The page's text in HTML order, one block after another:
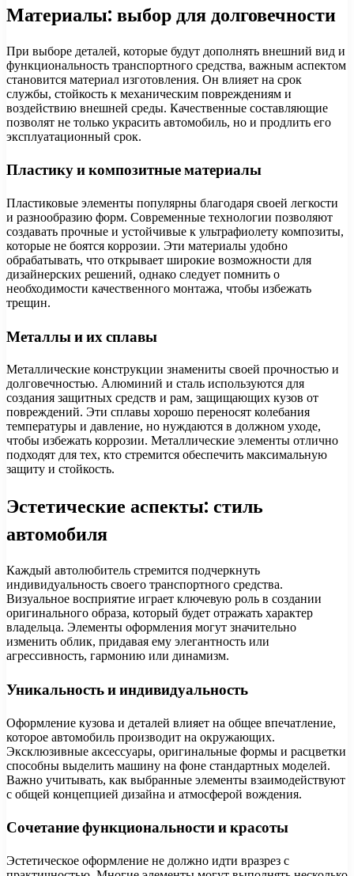
Материалы: выбор для долговечности
При выборе деталей, которые будут дополнять внешний вид и
функциональность транспортного средства, важным аспектом
становится материал изготовления. Он влияет на срок
службы, стойкость к механическим повреждениям и
воздействию внешней среды. Качественные составляющие
позволят не только украсить автомобиль, но и продлить его
эксплуатационный срок.
Пластику и композитные материалы
Пластиковые элементы популярны благодаря своей легкости
и разнообразию форм. Современные технологии позволяют
создавать прочные и устойчивые к ультрафиолету композиты,
которые не боятся коррозии. Эти материалы удобно
обрабатывать, что открывает широкие возможности для
дизайнерских решений, однако следует помнить о
необходимости качественного монтажа, чтобы избежать
трещин.
Металлы и их сплавы
Металлические конструкции знамениты своей прочностью и
долговечностью. Алюминий и сталь используются для
создания защитных средств и рам, защищающих кузов от
повреждений. Эти сплавы хорошо переносят колебания
температуры и давление, но нуждаются в должном уходе,
чтобы избежать коррозии. Металлические элементы отлично
подходят для тех, кто стремится обеспечить максимальную
защиту и стойкость.
Эстетические аспекты: стиль
автомобиля
Каждый автолюбитель стремится подчеркнуть
индивидуальность своего транспортного средства.
Визуальное восприятие играет ключевую роль в создании
оригинального образа, который будет отражать характер
владельца. Элементы оформления могут значительно
изменить облик, придавая ему элегантность или
агрессивность, гармонию или динамизм.
Уникальность и индивидуальность
Оформление кузова и деталей влияет на общее впечатление,
которое автомобиль производит на окружающих.
Эксклюзивные аксессуары, оригинальные формы и расцветки
способны выделить машину на фоне стандартных моделей.
Важно учитывать, как выбранные элементы взаимодействуют
с общей концепцией дизайна и атмосферой вождения.
Сочетание функциональности и красоты
Эстетическое оформление не должно идти вразрез с